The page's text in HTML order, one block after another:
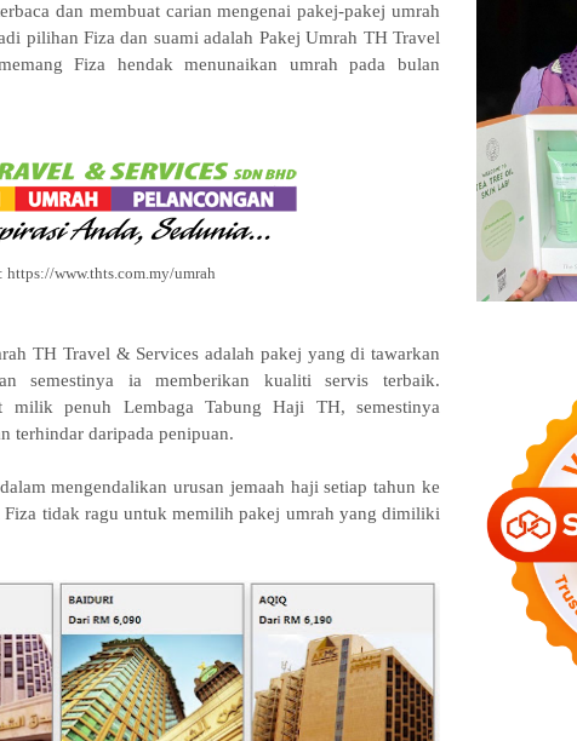
dan membuat carian mengenai pakej-pakej umrah
pilihan Fiza dan suami adalah Pakej Umrah TH Travel
Fiza hendak menunaikan umrah pada bulan
https://www.thts.com.my/umrah
TH Travel & Services adalah pakej yang di tawarkan
semestinya ia memberikan kualiti servis terbaik.
milik penuh Lembaga Tabung Haji TH, semestinya
terhindar daripada penipuan.
mengendalikan urusan jemaah haji setiap tahun ke
Fiza tidak ragu untuk memilih pakej umrah yang dimiliki